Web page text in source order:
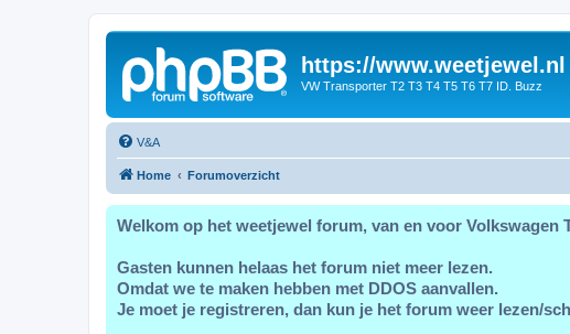
https://www.weetjewel.nl
VW Transporter T2 T3 T4 T5 T6 T7 ID. Buzz
V&A
Home Forumoverzicht
Welkom op het weetjewel forum, van en voor Volkswagen
Gasten kunnen helaas het forum niet meer lezen.
Omdat we te maken hebben met DDOS aanvallen.
Je moet je registreren, dan kun je het forum weer lezen/